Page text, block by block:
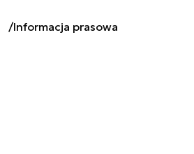
/Informacja prasowa